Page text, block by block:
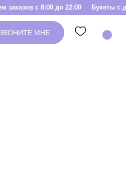
до 22:00 Букеты с доставкой по
МНЕ